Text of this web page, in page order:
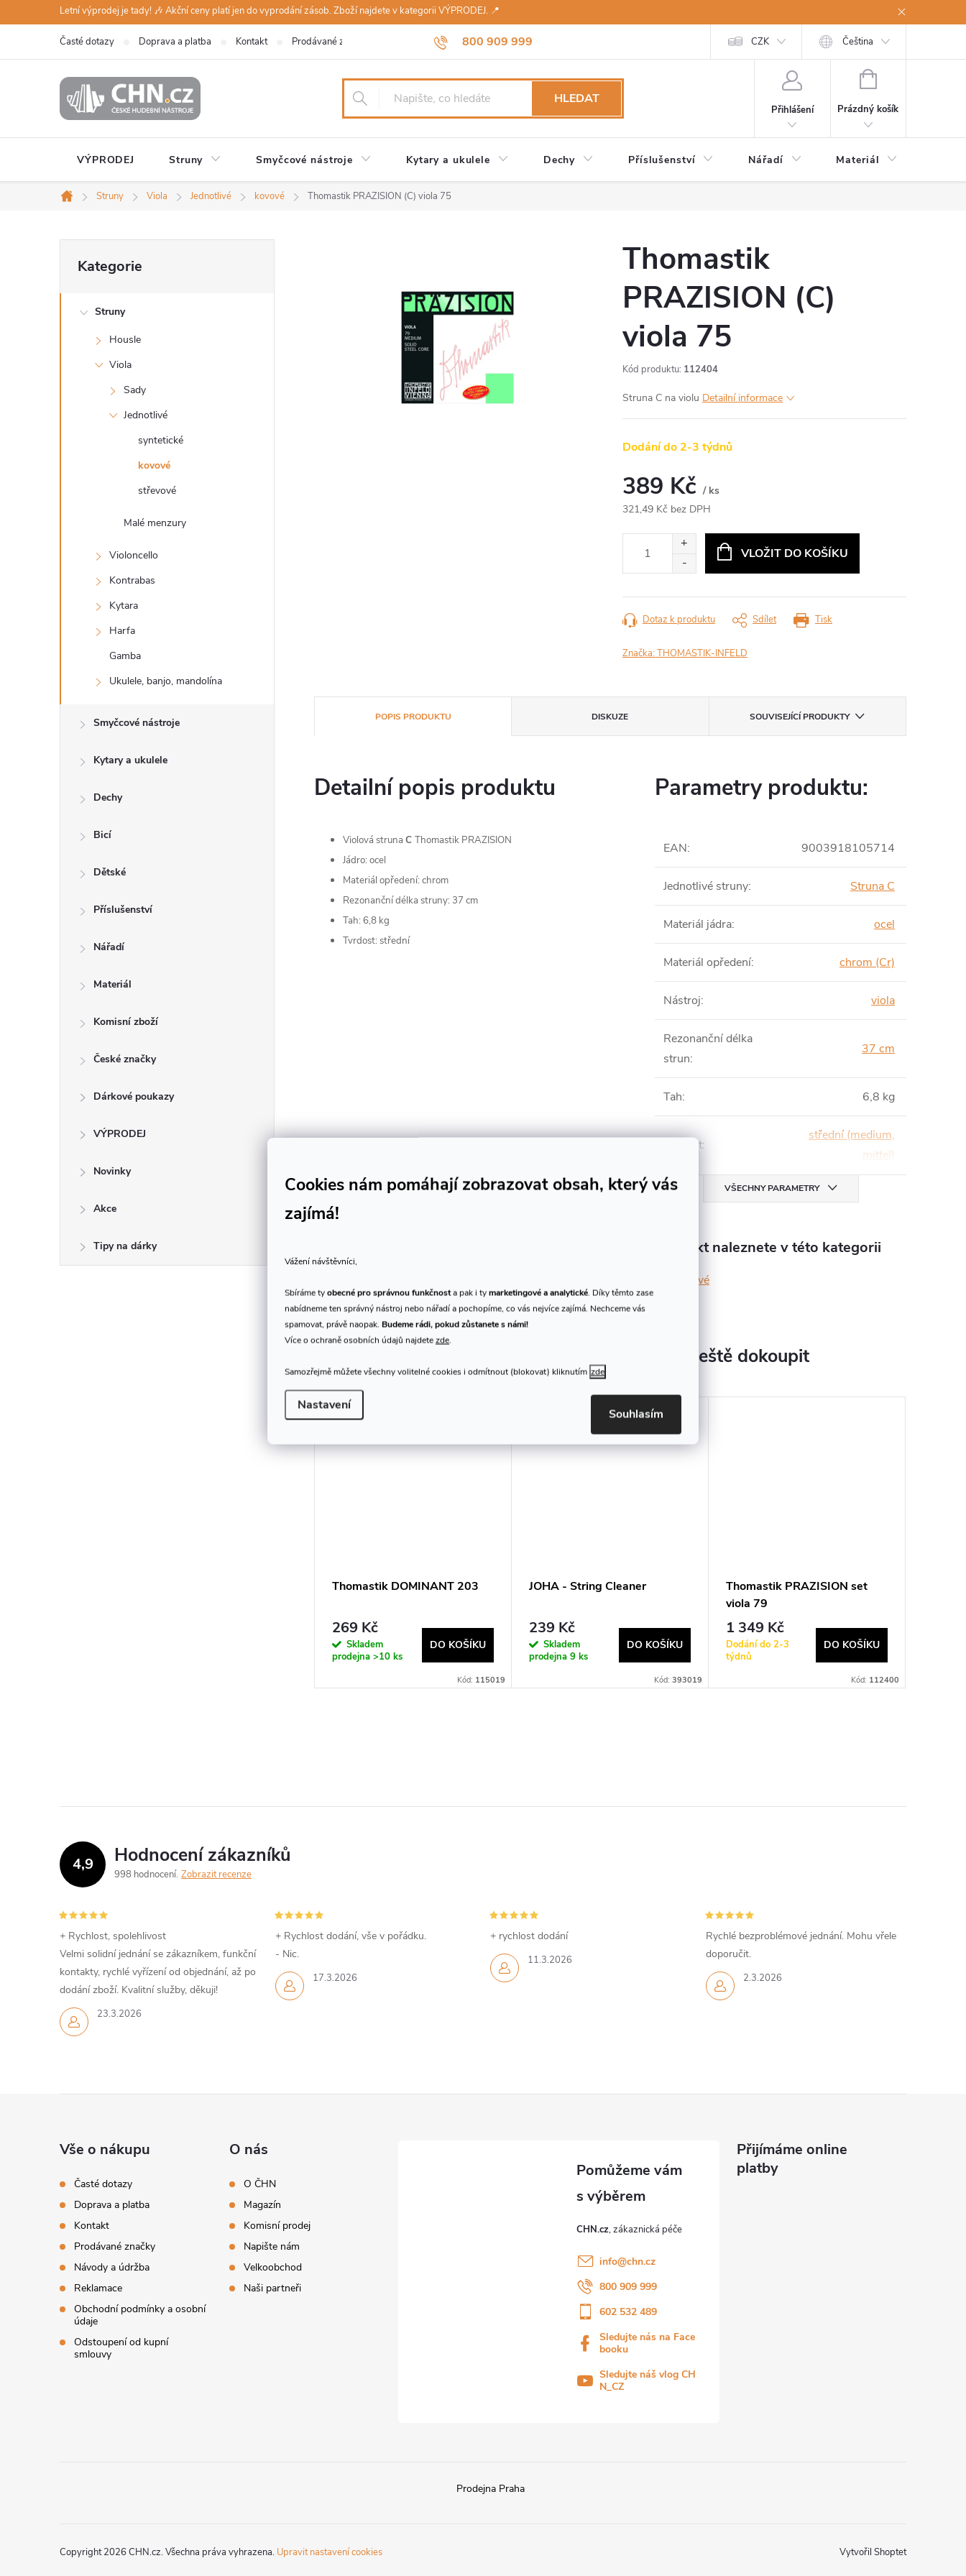
Cookies nám pomáhají zobrazovat obsah, který vás
zajímá!
Vážení návštěvníci,
Sbíráme tyobecné pro správnou funkčnosta pak i tymarketingové a analytické. Díky těmto zase
nabídneme ten správný nástroj nebo nářadí a pochopíme, co vás nejvíce zajímá. Nechceme vás
spamovat, právě naopak. Budeme rádi, pokud zůstanete s námi!
Více o ochraně osobních údajů najdetezde.
Samozřejmě můžete všechny volitelné cookies i odmítnout (blokovat) kliknutím zde
Nastavení
Souhlasím
na
Letní výprodej je tady! 🎶 Akční ceny platí jen do vyprodání zásob. Zboží najdete v kategorii VÝPRODEJ. 📍
800 909 999
Časté dotazy Doprava a platba Kontakt Prodávané značky Návody a údržba Reklamace Odstoupení od kupní smlouvy
CZK Čeština
HLEDAT
Přihlášení
NÁKUPNÍ
Prázdný košík
VÝPRODEJ Struny Smyčcové nástroje Kytary a ukulele Dechy Příslušenství Nářadí Materiál
Domů
Struny Viola Jednotlivé kovové Thomastik PRAZISION (C) viola 75
o
kategorie
Kategorie
Struny
Housle
Viola
Sady
Jednotlivé
syntetické
kovové
střevové
Malé menzury
Violoncello
Kontrabas
Kytara
Harfa
Gamba
Ukulele, banjo, mandolína
Smyčcové nástroje
Kytary a ukulele
Dechy
Bicí
Dětské
Příslušenství
Nářadí
Materiál
Komisní zboží
České značky
Dárkové poukazy
VÝPRODEJ
Novinky
Akce
Tipy na dárky
Thomastik
PRAZISION (C)
viola 75
Kód produktu: 112404
Struna C na violu Detailní informace
Dodání do 2-3 týdnů
389 Kč / ks
321,49 Kč bez DPH
VLOŽIT DO KOŠÍKU
Tisk
Dotaz k produktu Sdílet
Značka:THOMASTIK-INFELD
POPIS PRODUKTU DISKUZE SOUVISEJÍCÍ PRODUKTY
Detailní popis produktu
Violová struna C Thomastik PRAZISION
Jádro: ocel
Materiál opředení: chrom
Rezonanční délka struny: 37 cm
Tah: 6,8 kg
Tvrdost: střední
Parametry produktu:
EAN: 9003918105714
Jednotlivé struny: Struna C
Materiál jádra: ocel
Materiál opředení: chrom (Cr)
Nástroj: viola
Rezonanční délka
strun:
37 cm
Tah: 6,8 kg
Tvrdost:
střední (medium,
mittel)
VŠECHNY PARAMETRY
Produkt naleznete v této kategorii
kovové
K tomuto produktu doporučujeme ještě dokoupit
Thomastik DOMINANT 203
269 Kč
Skladem
prodejna >10 ks
DO KOŠÍKU
Kód: 115019
JOHA - String Cleaner
239 Kč
Skladem
prodejna 9 ks
DO KOŠÍKU
Kód: 393019
Thomastik PRAZISION set
viola 79
1 349 Kč
Dodání do 2-3
týdnů
DO KOŠÍKU
Kód: 112400
4,9 Hodnocení zákazníků
998 hodnocení Zobrazit recenze
23.3.2026
+ Rychlost, spolehlivost
Velmi solidní jednání se zákazníkem, funkční
kontakty, rychlé vyřízení od objednání, až po
dodání zboží. Kvalitní služby, děkuji!
17.3.2026
+ Rychlost dodání, vše v pořádku.
- Nic.
11.3.2026
+ rychlost dodání
2.3.2026
Rychlé bezproblémové jednání. Mohu vřele
doporučit.
Vše o nákupu
Časté dotazy
Doprava a platba
Kontakt
Prodávané značky
Návody a údržba
Reklamace
Obchodní podmínky a osobní
údaje
Odstoupení od kupní
smlouvy
O nás
O ČHN
Magazín
Komisní prodej
Napište nám
Velkoobchod
Naši partneři
CHN.cz
info@chn.cz
800 909 999
602 532 489
Sledujte nás na Face
booku
Sledujte náš vlog CH
N_CZ
Přijímáme online
platby
Prodejna Praha
Vytvořil Shoptet
Copyright 2026 CHN.cz. Všechna práva vyhrazena. Upravit nastavení cookies